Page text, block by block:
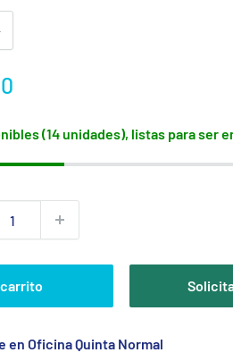
(14 unidades), listas para ser
en Oficina Quinta Normal